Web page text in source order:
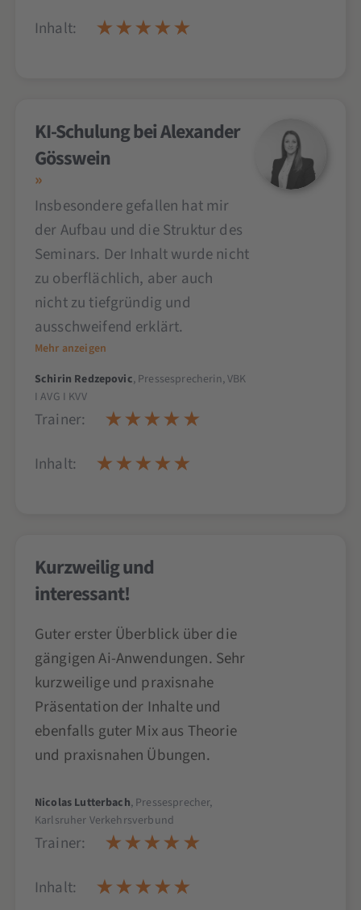
Inhalt:
KI-Schulung bei Alexander
Gösswein
Insbesondere gefallen hat mir
der Aufbau und die Struktur des
Seminars. Der Inhalt wurde nicht
zu oberflächlich, aber auch
nicht zu tiefgründig und
ausschweifend erklärt.
Mehr anzeigen
Schirin Redzepovic, Pressesprecherin, VBK
I AVG I KVV
Trainer:
Inhalt:
Kurzweilig und
interessant!
Guter erster Überblick über die
gängigen Ai-Anwendungen. Sehr
kurzweilige und praxisnahe
Präsentation der Inhalte und
ebenfalls guter Mix aus Theorie
und praxisnahen Übungen.
Nicolas Lutterbach, Pressesprecher,
Karlsruher Verkehrsverbund
Trainer:
Inhalt: